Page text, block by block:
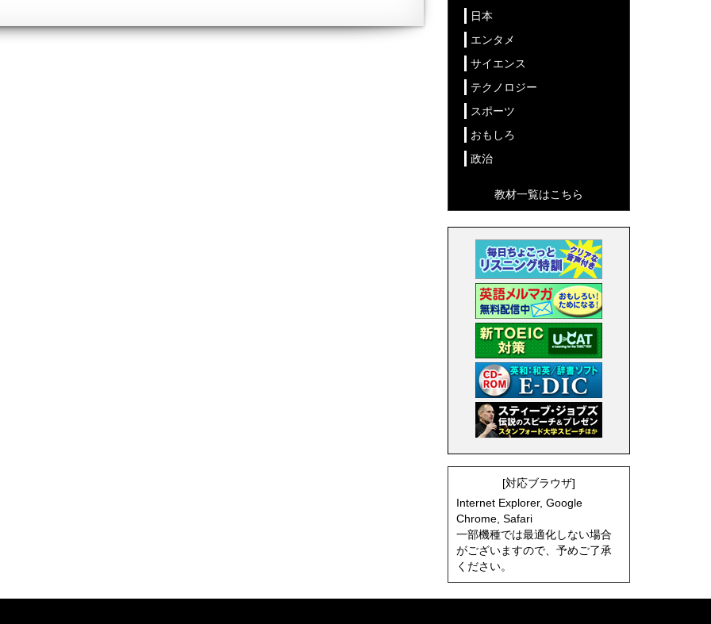
日本
エンタメ
サイエンス
テクノロジー
スポーツ
おもしろ
政治
教材一覧はこちら
[対応ブラウザ]
Internet Explorer, Google
Chrome, Safari
一部機種では最適化しない場合
がございますので、予めご了承
ください。